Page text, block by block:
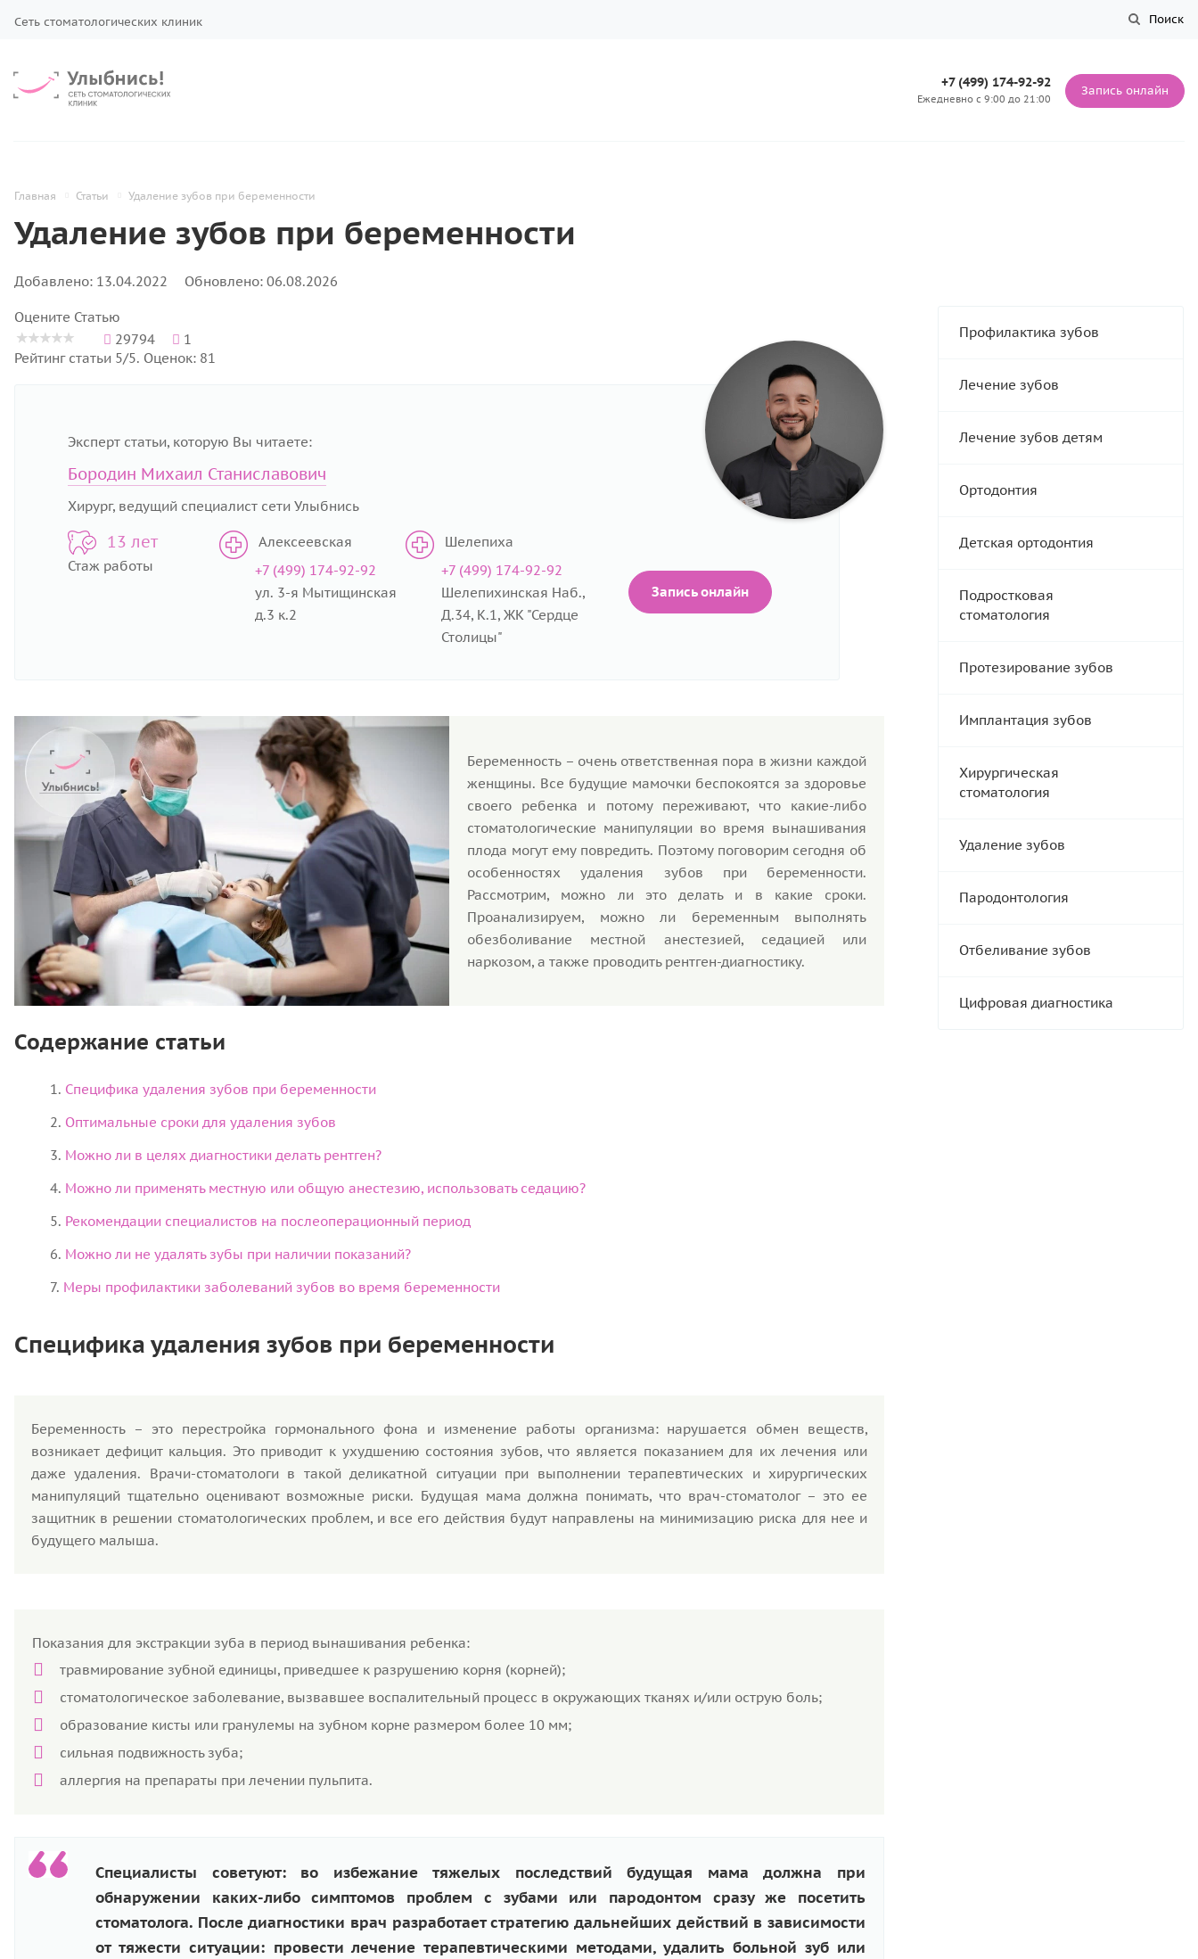
Сеть стоматологических клиник Поиск
+7 (499) 174-92-92
Ежедневно с 9:00 до 21:00
Запись онлайн
Главная Статьи Удаление зубов при беременности
Удаление зубов при беременности
Добавлено: 13.04.2022 Обновлено: 06.08.2026
Оцените Статью
29794
1
Рейтинг статьи 5/5. Оценок: 81
Эксперт статьи, которую Вы читаете:
Бородин Михаил Станиславович
Хирург, ведущий специалист сети Улыбнись
13 лет
Стаж работы
Алексеевская
+7 (499) 174-92-92
ул. 3-я Мытищинская
д.3 к.2
Шелепиха
+7 (499) 174-92-92
Шелепихинская Наб.,
Д.34, К.1, ЖК "Сердце
Столицы"
Запись онлайн
Беременность – очень ответственная пора в жизни каждой
женщины. Все будущие мамочки беспокоятся за здоровье
своего ребенка и потому переживают, что какие-либо
стоматологические манипуляции во время вынашивания
плода могут ему повредить. Поэтому поговорим сегодня об
особенностях удаления зубов при беременности.
Рассмотрим, можно ли это делать и в какие сроки.
Проанализируем, можно ли беременным выполнять
обезболивание местной анестезией, седацией или
наркозом, а также проводить рентген-диагностику.
Содержание статьи
Специфика удаления зубов при беременности
Оптимальные сроки для удаления зубов
Можно ли в целях диагностики делать рентген?
Можно ли применять местную или общую анестезию, использовать седацию?
Рекомендации специалистов на послеоперационный период
Можно ли не удалять зубы при наличии показаний?
Меры профилактики заболеваний зубов во время беременности
Специфика удаления зубов при беременности
Беременность – это перестройка гормонального фона и изменение работы организма: нарушается обмен веществ,
возникает дефицит кальция. Это приводит к ухудшению состояния зубов, что является показанием для их лечения или
даже удаления. Врачи-стоматологи в такой деликатной ситуации при выполнении терапевтических и хирургических
манипуляций тщательно оценивают возможные риски. Будущая мама должна понимать, что врач-стоматолог – это ее
защитник в решении стоматологических проблем, и все его действия будут направлены на минимизацию риска для нее и
будущего малыша.
Показания для экстракции зуба в период вынашивания ребенка:
травмирование зубной единицы, приведшее к разрушению корня (корней);
стоматологическое заболевание, вызвавшее воспалительный процесс в окружающих тканях и/или острую боль;
образование кисты или гранулемы на зубном корне размером более 10 мм;
сильная подвижность зуба;
аллергия на препараты при лечении пульпита.
Специалисты советуют: во избежание тяжелых последствий будущая мама должна при
обнаружении каких-либо симптомов проблем с зубами или пародонтом сразу же посетить
стоматолога. После диагностики врач разработает стратегию дальнейших действий в зависимости
от тяжести ситуации: провести лечение терапевтическими методами, удалить больной зуб или
Профилактика зубов
Лечение зубов
Лечение зубов детям
Ортодонтия
Детская ортодонтия
Подростковая
стоматология
Протезирование зубов
Имплантация зубов
Хирургическая
стоматология
Удаление зубов
Пародонтология
Отбеливание зубов
Цифровая диагностика